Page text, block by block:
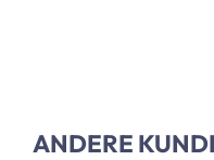
ANDERE